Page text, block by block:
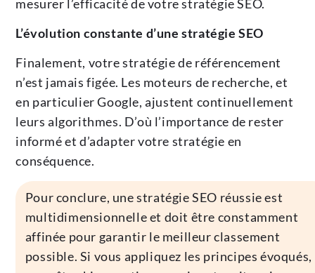
mesurer l’efficacité de votre stratégie SEO.
L’évolution constante d’une stratégie SEO
Finalement, votre stratégie de référencement
n’est jamais figée. Les moteurs de recherche, et
en particulier Google, ajustent continuellement
leurs algorithmes. D’où l’importance de rester
informé et d’adapter votre stratégie en
conséquence.
Pour conclure, une stratégie SEO réussie est
multidimensionnelle et doit être constamment
affinée pour garantir le meilleur classement
possible. Si vous appliquez les principes évoqués,